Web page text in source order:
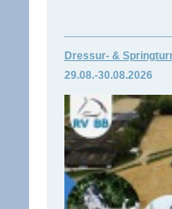
Dressur- &
29.08.-30.08.2026